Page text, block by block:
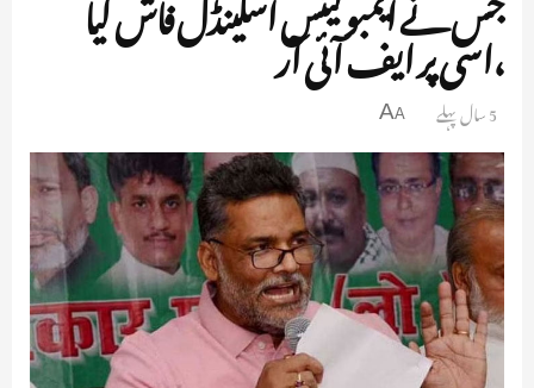
،اسی پر ایف آئی آر
5 سال پہلے A
A